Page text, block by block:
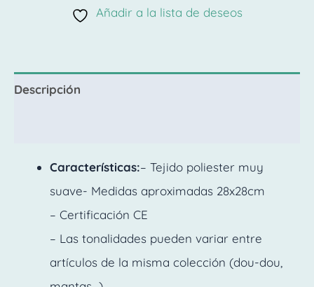
Añadir a la lista de deseos
Descripción
Características:– Tejido poliester muy
suave- Medidas aproximadas 28x28cm
– Certificación CE
– Las tonalidades pueden variar entre
artículos de la misma colección (dou-dou,